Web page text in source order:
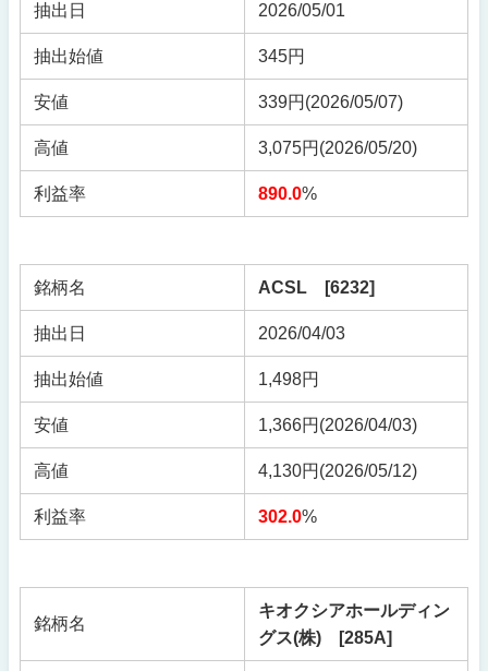
抽出日 2026/05/01
抽出始値 345円
安値 339円(2026/05/07)
高値 3,075円(2026/05/20)
利益率 890.0%
銘柄名 ACSL [6232]
抽出日 2026/04/03
抽出始値 1,498円
安値 1,366円(2026/04/03)
高値 4,130円(2026/05/12)
利益率 302.0%
銘柄名
キオクシアホールディン
グス(株) [285A]